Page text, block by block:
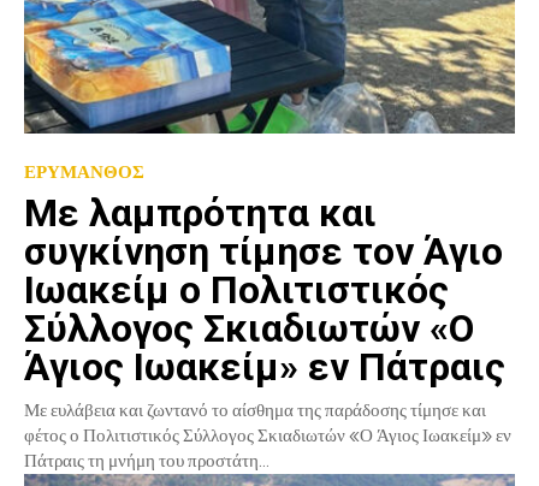
ΕΡΥΜΑΝΘΟΣ
Με λαμπρότητα και
συγκίνηση τίμησε τον Άγιο
Ιωακείμ ο Πολιτιστικός
Σύλλογος Σκιαδιωτών «Ο
Άγιος Ιωακείμ» εν Πάτραις
Με ευλάβεια και ζωντανό το αίσθημα της παράδοσης τίμησε και
φέτος ο Πολιτιστικός Σύλλογος Σκιαδιωτών «Ο Άγιος Ιωακείμ» εν
Πάτραις τη μνήμη του προστάτη...